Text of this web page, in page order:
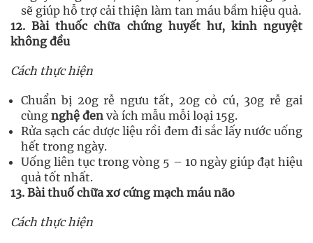
sẽ giúp hỗ trợ cải thiện làm tan máu bầm hiệu quả.
12. Bài thuốc chữa chứng huyết hư, kinh nguyệt
không đều
Cách thực hiện
Chuẩn bị 20g rễ ngưu tất, 20g cỏ cú, 30g rễ gai
cùng nghệ đen và ích mẫu mỗi loại 15g.
Rửa sạch các dược liệu rồi đem đi sắc lấy nước uống
hết trong ngày.
Uống liên tục trong vòng 5 – 10 ngày giúp đạt hiệu
quả tốt nhất.
13. Bài thuố chữa xơ cứng mạch máu não
Cách thực hiện